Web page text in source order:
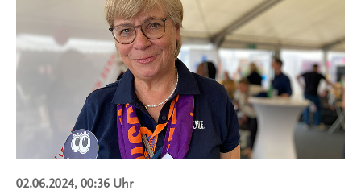
02.06.2024, 00:36 Uhr